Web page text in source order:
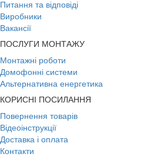
Питання та відповіді
Виробники
Вакансії
ПОСЛУГИ МОНТАЖУ
Монтажні роботи
Домофонні системи
Альтернативна енергетика
КОРИСНІ ПОСИЛАННЯ
Повернення товарів
Відеоінструкції
Доставка і оплата
Контакти